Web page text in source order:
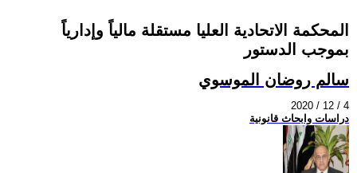
المحكمة الاتحادية العليا مستقلة مالياً وإدارياً
بموجب الدستور
سالم روضان الموسوي
2020 / 12 / 4
دراسات وابحاث قانونية